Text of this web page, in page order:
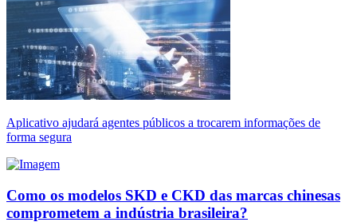
Aplicativo ajudará agentes públicos a trocarem informações de
forma segura
Como os modelos SKD e CKD das marcas chinesas
comprometem a indústria brasileira?